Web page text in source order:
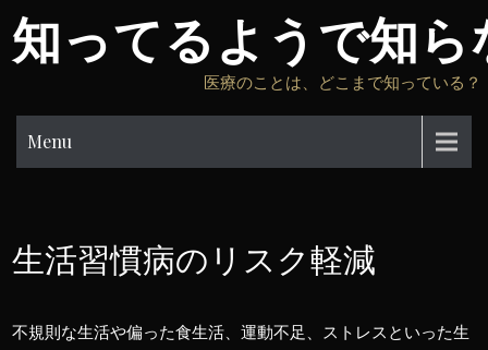
Skip知ってるようで知ら
医療のことは、どこまで知っている？
Menu
生活習慣病のリスク軽減
不規則な生活や偏った食生活、運動不足、ストレスといった生